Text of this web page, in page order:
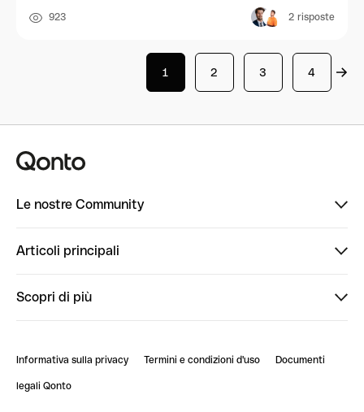
923 2 risposte
1 2 3 4
Le nostre Community
PowerUp
Articoli principali
StrongHer Mentorship | Trasforma i social nel t...
Scopri di più
Blog
Informativa sulla privacy Termini e condizioni d'uso Documenti
legali Qonto